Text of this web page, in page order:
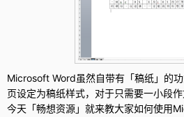
Microsoft Word虽然自带有「稿纸」的
页设定为稿纸样式，对于只需要一小段
今天「畅想资源」就来教大家如何使用